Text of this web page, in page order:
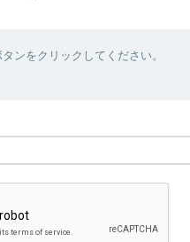
ンをクリックしてください。